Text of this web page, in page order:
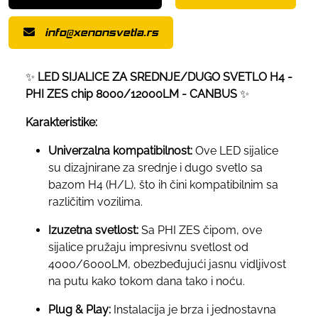
info@xenonsvetla.rs
✨ LED SIJALICE ZA SREDNJE/DUGO SVETLO H4 -
PHI ZES chip 8000/12000LM - CANBUS ✨
Karakteristike:
Univerzalna kompatibilnost: Ove LED sijalice
su dizajnirane za srednje i dugo svetlo sa
bazom H4 (H/L), što ih čini kompatibilnim sa
različitim vozilima.
Izuzetna svetlost: Sa PHI ZES čipom, ove
sijalice pružaju impresivnu svetlost od
4000/6000LM, obezbeđujući jasnu vidljivost
na putu kako tokom dana tako i noću.
Plug & Play: Instalacija je brza i jednostavna